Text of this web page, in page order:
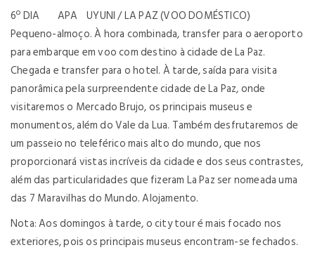
6º DIA APA UYUNI / LA PAZ (VOO DOMÉSTICO)
Pequeno-almoço. À hora combinada, transfer para o aeroporto
para embarque em voo com destino à cidade de La Paz.
Chegada e transfer para o hotel. À tarde, saída para visita
panorâmica pela surpreendente cidade de La Paz, onde
visitaremos o Mercado Brujo, os principais museus e
monumentos, além do Vale da Lua. Também desfrutaremos de
um passeio no teleférico mais alto do mundo, que nos
proporcionará vistas incríveis da cidade e dos seus contrastes,
além das particularidades que fizeram La Paz ser nomeada uma
das 7 Maravilhas do Mundo. Alojamento.
Nota: Aos domingos à tarde, o city tour é mais focado nos
exteriores, pois os principais museus encontram-se fechados.